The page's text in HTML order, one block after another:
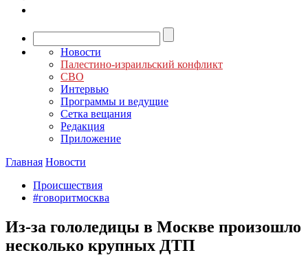
Новости
Палестино-израильский конфликт
СВО
Интервью
Программы и ведущие
Сетка вещания
Редакция
Приложение
Главная Новости
Происшествия
#говоритмосква
Из-за гололедицы в Москве произошло
несколько крупных ДТП